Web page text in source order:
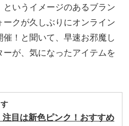
A
？
の甘
さを
盛れ
る5
選
いうイメージのあるブラン
ークが久しぶりにオンライン
！と聞いて、早速お邪魔し
が、気になったアイテムを
注目は新色ピンク！おすすめ